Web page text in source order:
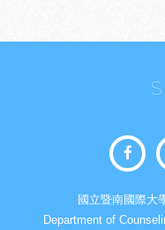
國立暨南國際大
Department of